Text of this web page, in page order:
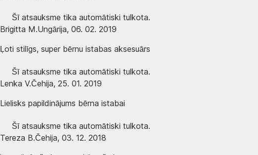
Šī atsauksme tika automātiski tulkota.
Brigitta M.Ungārija, 06. 02. 2019
Ļoti stilīgs, super bērnu istabas aksesuārs
Šī atsauksme tika automātiski tulkota.
Lenka V.Čehija, 25. 01. 2019
Lielisks papildinājums bērna istabai
Šī atsauksme tika automātiski tulkota.
Tereza B.Čehija, 03. 12. 2018